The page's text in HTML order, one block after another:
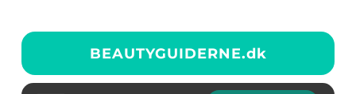
BEAUTYGUIDERNE.dk